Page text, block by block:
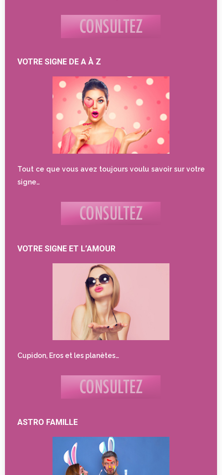
VOTRE SIGNE DE A À Z
Tout ce que vous avez toujours voulu savoir sur votre
signe…
VOTRE SIGNE ET L’AMOUR
Cupidon, Eros et les planètes…
ASTRO FAMILLE